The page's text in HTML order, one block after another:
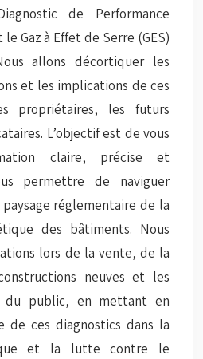
de Performance
Gaz à Effet de Serre (GES)
allons décortiquer les
et les implications de ces
propriétaires, les futurs
L’objectif est de vous
claire, précise et
permettre de naviguer
réglementaire de la
des bâtiments. Nous
lors de la vente, de la
neuves et les
du public, en mettant en
de ces diagnostics dans la
et la lutte contre le